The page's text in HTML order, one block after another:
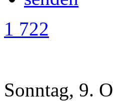
1 722
Sonntag, 9.